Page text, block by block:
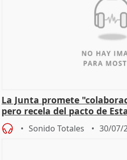
La Junta promete
pero recela del pacto de
Sonido Totales 30/07/